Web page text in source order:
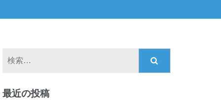
最近の投稿